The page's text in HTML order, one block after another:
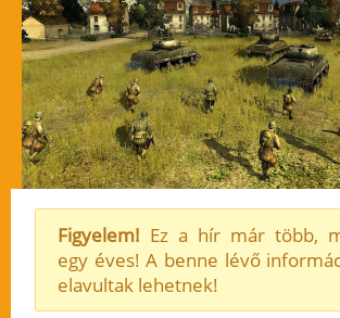
pc
Figyelem! Ez a hír már több,
egy éves! A benne lévő
elavultak lehetnek!